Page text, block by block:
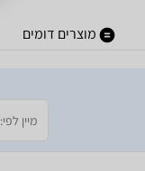
מוצרים דומים
מיין לפי: